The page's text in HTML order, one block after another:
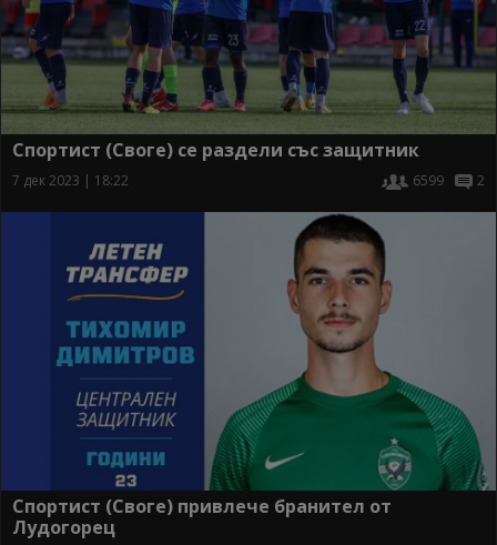
Спортист (Своге) се раздели със защитник
7 дек 2023 | 18:22 6599 2
Спортист (Своге) привлече бранител от
Лудогорец